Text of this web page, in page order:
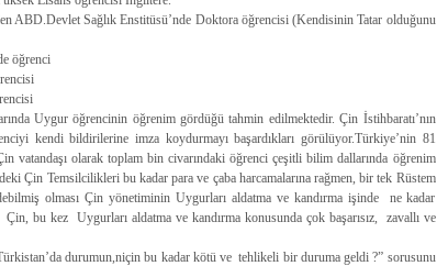
ABD.Devlet Sağlık Enstitüsü’nde Doktora öğrencisi (Kendisinin Tatar olduğunu
öğrenci
Uygur öğrencinin öğrenim gördüğü tahmin edilmektedir. Çin İstihbaratı’nın
kendi bildirilerine imza koydurmayı başardıkları görülüyor.Türkiye’nin 81
vatandaşı olarak toplam bin civarındaki öğrenci çeşitli bilim dallarında öğrenim
Çin Temsilcilikleri bu kadar para ve çaba harcamalarına rağmen, bir tek Rüstem
olması Çin yönetiminin Uygurları aldatma ve kandırma işinde ne kadar
Çin, bu kez Uygurları aldatma ve kandırma konusunda çok başarısız, zavallı ve
durumun,niçin bu kadar kötü ve tehlikeli bir duruma geldi ?” sorusunu